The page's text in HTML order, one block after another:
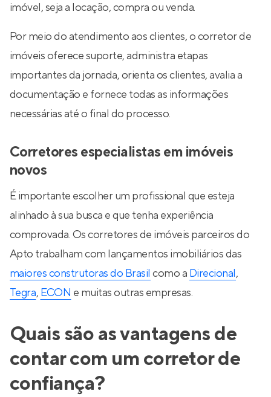
imóvel, seja a locação, compra ou venda.
Por meio do atendimento aos clientes, o corretor de
imóveis oferece suporte, administra etapas
importantes da jornada, orienta os clientes, avalia a
documentação e fornece todas as informações
necessárias até o final do processo.
Corretores especialistas em imóveis
novos
É importante escolher um profissional que esteja
alinhado à sua busca e que tenha experiência
comprovada. Os corretores de imóveis parceiros do
Apto trabalham com lançamentos imobiliários das
maiores construtoras do Brasil como a Direcional,
Tegra, ECON e muitas outras empresas.
Quais são as vantagens de
contar com um corretor de
confiança?